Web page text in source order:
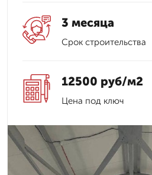
3 месяца
Срок строительства
12500 руб/м2
Цена под ключ